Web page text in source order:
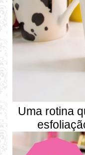
Uma rotina